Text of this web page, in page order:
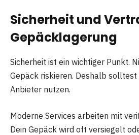
Sicherheit und
Gepäcklagerung
Sicherheit ist ein wichtiger Punkt.
Gepäck riskieren. Deshalb
Anbieter nutzen.
Moderne Services arbeiten mit
Dein Gepäck wird oft versiegelt